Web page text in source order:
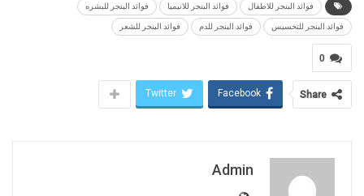
فوائد البنجر للاطفال فوائد البنجر للانيميا فوائد البنجر للبشره
فوائد البنجر للتخسيس فوائد البنجر للدم فوائد البنجر للشعر
0
Share
Facebook
Twitter
Admin